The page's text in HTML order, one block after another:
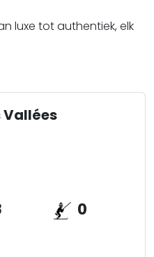
luxe tot authentiek, elk
Vallées
0